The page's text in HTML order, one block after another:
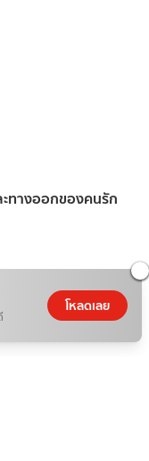
ทางออกของคนรัก
โหลดเลย